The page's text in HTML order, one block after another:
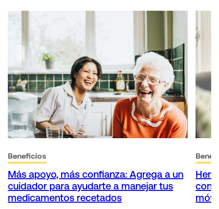
Beneficios
Más apoyo, más confianza: Agrega a un
cuidador para ayudarte a manejar tus
medicamentos recetados